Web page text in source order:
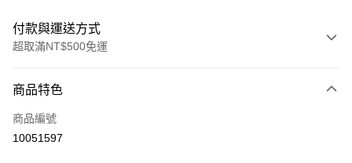
付款與運送方式
超取滿NT$500免運
信用卡一次付款
超商取貨付款
商品特色
商品編號
10051597